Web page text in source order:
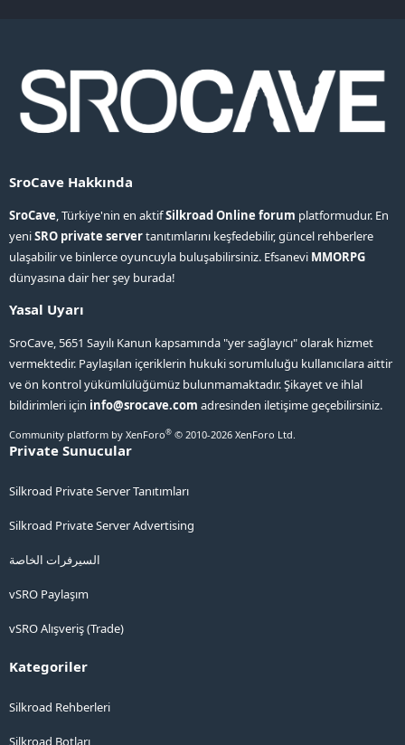
SroCave Hakkında
SroCave, Türkiye'nin en aktifSilkroad Online forum platformudur. En
yeniSRO private servertanıtımlarını keşfedebilir, güncel rehberlere
ulaşabilir ve binlerce oyuncuyla buluşabilirsiniz. Efsanevi MMORPG
dünyasına dair her şey burada!
Yasal Uyarı
SroCave, 5651 Sayılı Kanun kapsamında "yer sağlayıcı" olarak hizmet
vermektedir. Paylaşılan içeriklerin hukuki sorumluluğu kullanıcılara aittir
ve ön kontrol yükümlülüğümüz bulunmamaktadır. Şikayet ve ihlal
bildirimleri için info@srocave.com adresinden iletişime geçebilirsiniz.
Community platform by XenForo® © 2010-2026 XenForo Ltd.
Private Sunucular
Silkroad Private Server Tanıtımları
Silkroad Private Server Advertising
السيرفرات الخاصة
vSRO Paylaşım
vSRO Alışveriş (Trade)
Kategoriler
Silkroad Rehberleri
Silkroad Botları